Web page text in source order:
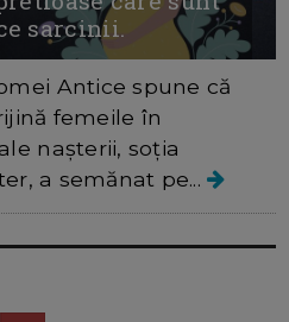
sarcinii.
Antice spune că
femeile în
nașterii, soția
a semănat pe...